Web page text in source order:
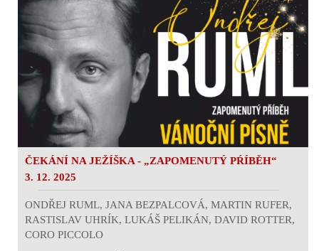
ČEKÁNÍ NA JEŽÍŠKA - „ZAPOMENUTÝ PŔÍBĚH“
3. 12. 2025
ONDŘEJ RUML, JANA BEZPALCOVÁ, MARTIN RUFER,
RASTISLAV UHRÍK, LUKÁŠ PELIKÁN, DAVID ROTTER,
CORO PICCOLO